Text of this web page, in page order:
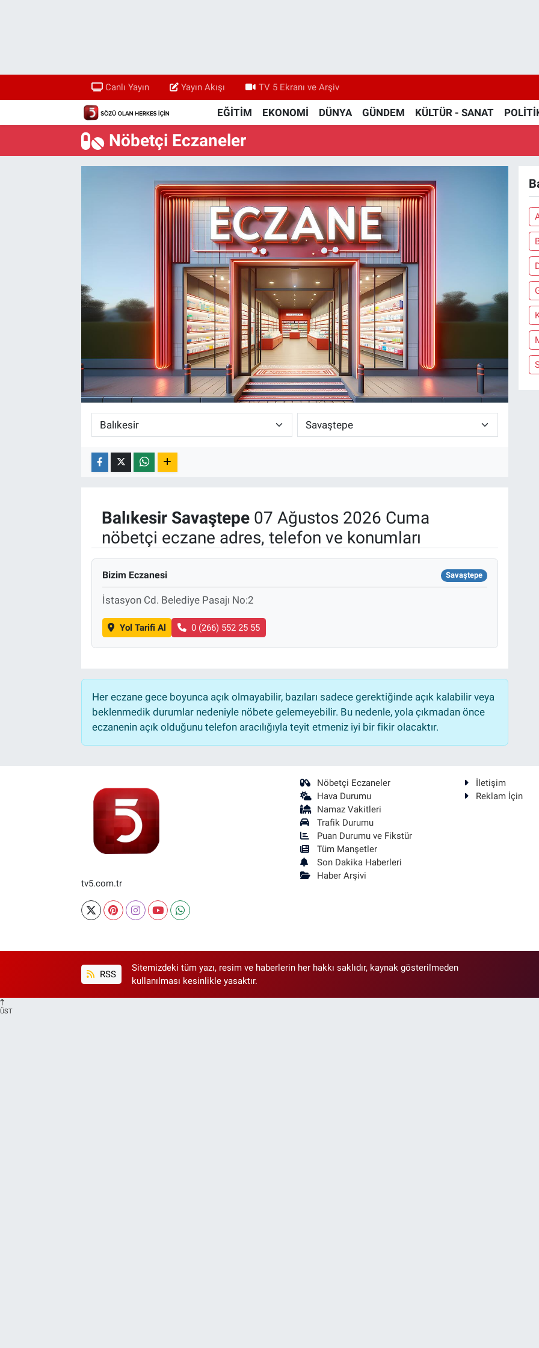
Canlı Yayın Yayın Akışı TV 5 Ekranı ve Arşiv
EĞİTİM EKONOMİ DÜNYA GÜNDEM KÜLTÜR - SANAT
Nöbetçi Eczaneler
Balıkesir Savaştepe07 Ağustos 2026 Cuma
nöbetçi eczane adres, telefon ve konumları
Bizim Eczanesi Savaştepe
İstasyon Cd. Belediye Pasajı No:2
Yol Tarifi Al 0 (266) 552 25 55
Her eczane gece boyunca açık olmayabilir, bazıları sadece gerektiğinde açık kalabilir veya
beklenmedik durumlar nedeniyle nöbete gelemeyebilir. Bu nedenle, yola çıkmadan önce
eczanenin açık olduğunu telefon aracılığıyla teyit etmeniz iyi bir fikir olacaktır.
tv5.com.tr
Nöbetçi Eczaneler
Hava Durumu
Namaz Vakitleri
Trafik Durumu
Puan Durumu ve Fikstür
Tüm Manşetler
Son Dakika Haberleri
Haber Arşivi
İletişim
Reklam İçin
RSS
Sitemizdeki tüm yazı, resim ve haberlerin her hakkı saklıdır, kaynak gösterilmeden
kullanılması kesinlikle yasaktır.
ÜST
Yayın Akışı
TV 5 Ekranı ve Arşiv